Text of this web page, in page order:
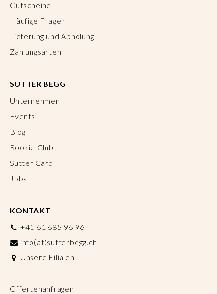
Gutscheine
Häufige Fragen
Lieferung und Abholung
Zahlungsarten
SUTTER BEGG
Unternehmen
Events
Blog
Rookie Club
Sutter Card
Jobs
KONTAKT
+41 61 685 96 96
info(at)sutterbegg.ch
Unsere Filialen
Offertenanfragen